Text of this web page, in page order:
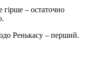
гірше – остаточно
Ренькасу – перший.